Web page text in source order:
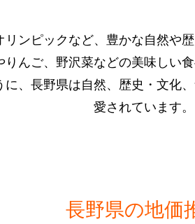
ンピックなど、豊かな自然や
んご、野沢菜などの美味しい
、長野県は自然、歴史・文化
愛されています。
長野県の地価